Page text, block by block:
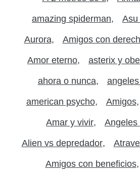
amazing spiderman Asu
Aurora Amigos con
Amor eterno asterix y
ahora o nunca
american psycho Amigos
Amar y vivir Angeles
Alien vs depredador
Amigos con beneficios